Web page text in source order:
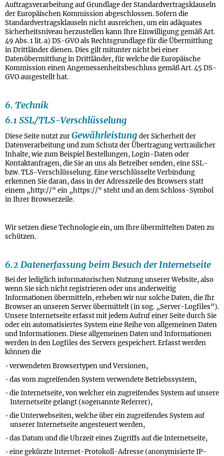
Auftragsverarbeitung auf Grundlage der Standardvertragsklauseln
der Europäischen Kommission abgeschlossen. Sofern die
Standardvertragsklauseln nicht ausreichen, um ein adäquates
Sicherheitsniveau herzustellen kann Ihre Einwilligung gemäß Art.
49 Abs. 1 lit. a) DS-GVO als Rechtsgrundlage für die Übermittlung
in Drittländer dienen. Dies gilt mitunter nicht bei einer
Datenübermittlung in Drittländer, für welche die Europäische
Kommission einen Angemessenheitsbeschluss gemäß Art. 45 DS-
GVO ausgestellt hat.
6. Technik
6.1 SSL/TLS-Verschlüsselung
Diese Seite nutzt zur Gewährleistung der Sicherheit der
Datenverarbeitung und zum Schutz der Übertragung vertraulicher
Inhalte, wie zum Beispiel Bestellungen, Login-Daten oder
Kontaktanfragen, die Sie an uns als Betreiber senden, eine SSL-
bzw. TLS-Verschlüsselung. Eine verschlüsselte Verbindung
erkennen Sie daran, dass in der Adresszeile des Browsers statt
einem „http://“ ein „https://“ steht und an dem Schloss-Symbol
in Ihrer Browserzeile.
Wir setzen diese Technologie ein, um Ihre übermittelten Daten zu
schützen.
6.2 Datenerfassung beim Besuch der Internetseite
Bei der lediglich informatorischen Nutzung unserer Website, also
wenn Sie sich nicht registrieren oder uns anderweitig
Informationen übermitteln, erheben wir nur solche Daten, die Ihr
Browser an unseren Server übermittelt (in sog. „Server-Logfiles“).
Unsere Internetseite erfasst mit jedem Aufruf einer Seite durch Sie
oder ein automatisiertes System eine Reihe von allgemeinen Daten
und Informationen. Diese allgemeinen Daten und Informationen
werden in den Logfiles des Servers gespeichert. Erfasst werden
können die
verwendeten Browsertypen und Versionen,
das vom zugreifenden System verwendete Betriebssystem,
die Internetseite, von welcher ein zugreifendes System auf unsere
Internetseite gelangt (sogenannte Referrer),
die Unterwebseiten, welche über ein zugreifendes System auf
unserer Internetseite angesteuert werden,
das Datum und die Uhrzeit eines Zugriffs auf die Internetseite,
eine gekürzte Internet-Protokoll-Adresse (anonymisierte IP-